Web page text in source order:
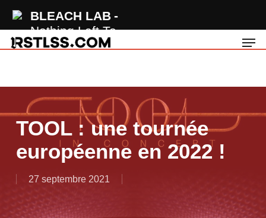
BLEACH LAB
Nothing Left To
Lose
main
TOOL : une tournée
européenne en 2022 !
27 septembre 2021